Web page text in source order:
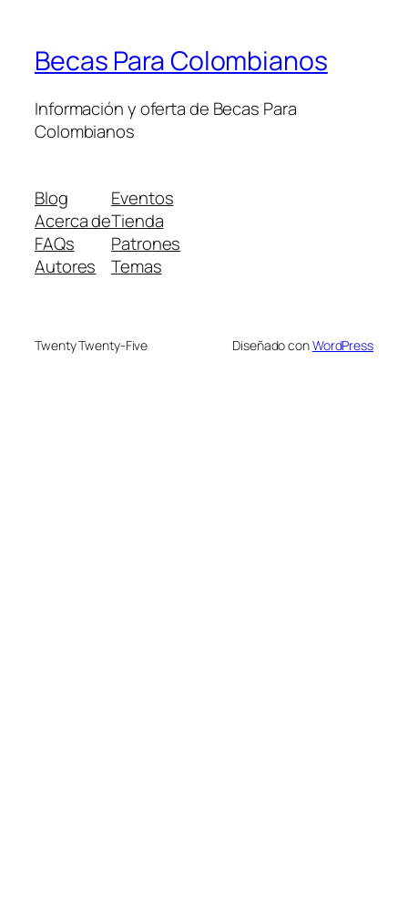
Becas Para Colombianos
Información y oferta de Becas Para
Colombianos
Blog
Acerca de
FAQs
Autores
Eventos
Tienda
Patrones
Temas
Twenty Twenty-Five Diseñado conWordPress